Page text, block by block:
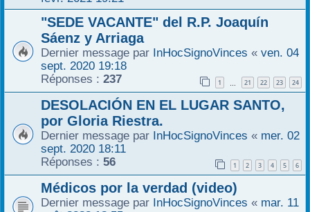
"SEDE VACANTE" del R.P. Joaquín
Sáenz y Arriaga
Dernier message par InHocSignoVinces « ven. 04
sept. 2020 19:18
Réponses : 237 1 … 21 22 23 24
DESOLACIÓN EN EL LUGAR SANTO,
por Gloria Riestra.
Dernier message par InHocSignoVinces « mer. 02
sept. 2020 18:11
Réponses : 56 1 2 3 4 5 6
Médicos por la verdad (video)
Dernier message par InHocSignoVinces « mar. 11